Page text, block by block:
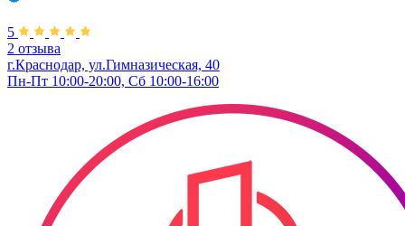
5
2 отзыва
г.Краснодар, ул.Гимназическая, 40
Пн-Пт 10:00-20:00, Сб 10:00-16:00